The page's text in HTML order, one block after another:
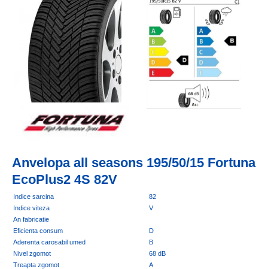
Anvelopa all seasons 195/50/15 Fortuna
EcoPlus2 4S 82V
Indice sarcina
82
Indice viteza
V
An fabricatie
Eficienta consum
D
Aderenta carosabil umed
B
Nivel zgomot
68 dB
Treapta zgomot
A